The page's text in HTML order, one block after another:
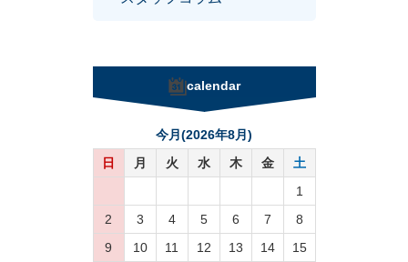
calendar
今月(2026年8月)
日
月 火 水 木 金
土
1
2
3 4 5 6 7
8
9
10 11 12 13 14
15